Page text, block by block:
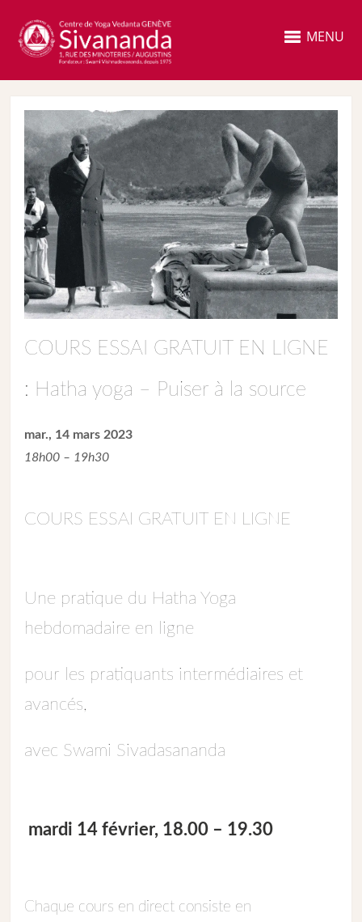
MENU
COURS ESSAI GRATUIT EN LIGNE
: Hatha yoga – Puiser à la source
mar., 14 mars 2023
18h00 – 19h30
COURS ESSAI GRATUIT EN LIGNE
Une pratique du Hatha Yoga
hebdomadaire en ligne
pour les pratiquants intermédiaires et
avancés,
avec Swami Sivadasananda
mardi 14 février, 18.00 – 19.30
Chaque cours en direct consiste en